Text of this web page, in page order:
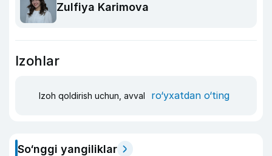
Zulfiya Karimova
Izohlar
Izoh qoldirish uchun, avval ro‘yxatdan o‘ting
So‘nggi yangiliklar